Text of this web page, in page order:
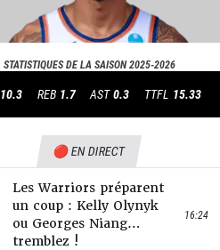
STATISTIQUES DE LA SAISON2025-2026
10.3 REB 1.7 AST 0.3 TTFL 15.33
🔴 EN DIRECT
Les Warriors préparent
un coup : Kelly Olynyk
ou Georges Niang…
tremblez !
16:24